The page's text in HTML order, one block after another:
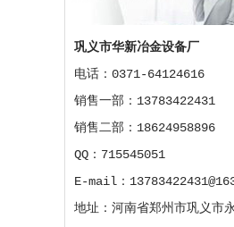
巩义市华新冶金设备厂
电话：0371-64124616
销售一部：13783422431
销售二部：18624958896
QQ：715545051
E-mail：
地址：河南省郑州市巩义市